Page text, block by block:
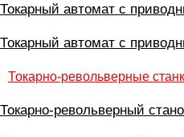
Токарный автомат с
Токарный автомат с
Токарно-револьверные
Токарно-револьверный